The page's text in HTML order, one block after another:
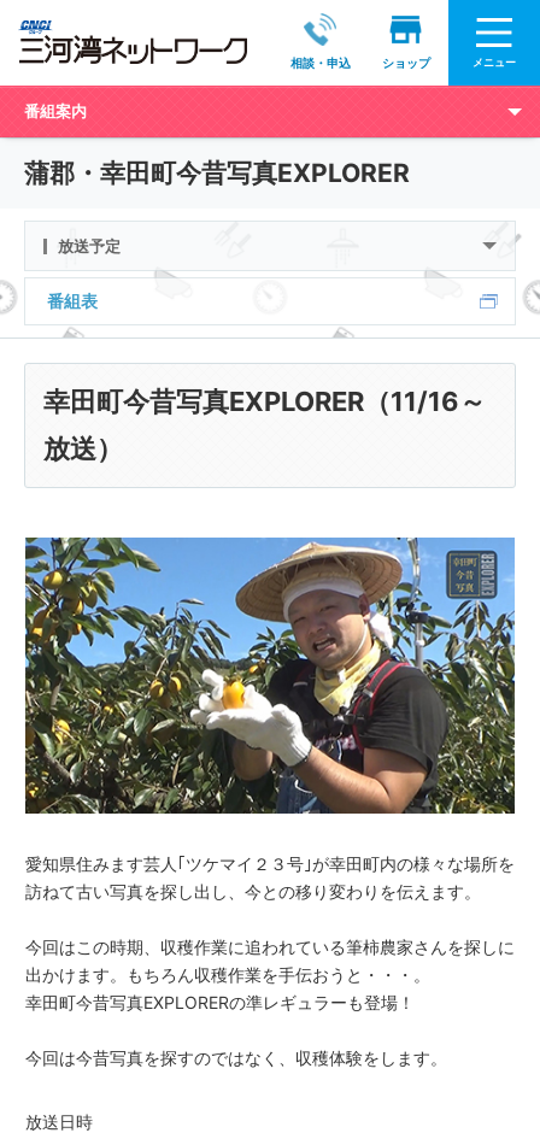
相談・申込 ショップ メニュー
番組案内
蒲郡・幸田町今昔写真EXPLORER
放送予定
番組表
幸田町今昔写真EXPLORER（11/16～
放送）
愛知県住みます芸人｢ツケマイ２３号｣が幸田町内の様々な場所を
訪ねて古い写真を探し出し、今との移り変わりを伝えます。
今回はこの時期、収穫作業に追われている筆柿農家さんを探しに
出かけます。もちろん収穫作業を手伝おうと・・・。
幸田町今昔写真EXPLORERの準レギュラーも登場！
今回は今昔写真を探すのではなく、収穫体験をします。
放送日時